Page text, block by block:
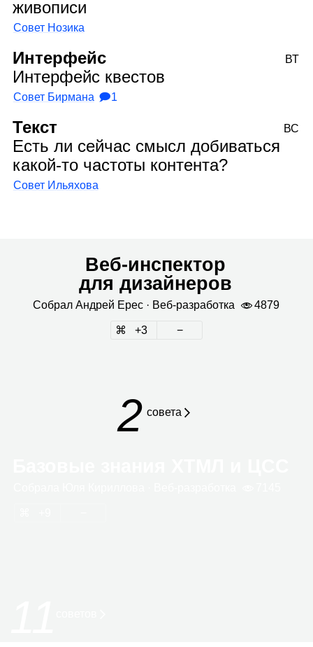
живописи
Совет Нозика
Интерфейс
Интерфейс квестов
Совет Бирмана 🗩1
ВТ
Текст
Есть ли сейчас смысл добиваться
какой‑то частоты контента?
Совет Ильяхова
ВС
Веб‑инспектор
для дизайнеров
Собрал Андрей Ерес· Веб‑раз­ра­ботка 4879
3
2 совета